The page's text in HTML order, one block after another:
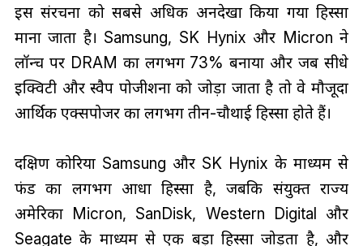
इस संरचना को सबसे अधिक अनदेखा किया गया हिस्सा
माना जाता है। Samsung, SK Hynix और Micron ने
लॉन्च पर DRAM का लगभग 73% बनाया और जब सीधे
इक्विटी और स्वैप पोजीशनों को जोड़ा जाता है तो वे मौजूदा
आर्थिक एक्सपोजर का लगभग तीन-चौथाई हिस्सा होते हैं।
दक्षिण कोरिया Samsung और SK Hynix के माध्यम से
फंड का लगभग आधा हिस्सा है, जबकि संयुक्त राज्य
अमेरिका Micron, SanDisk, Western Digital और
Seagate के माध्यम से एक बड़ा हिस्सा जोड़ता है, और